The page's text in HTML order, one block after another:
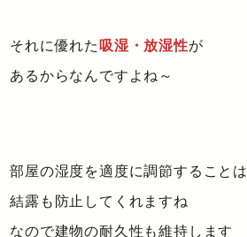
それに優れた 吸湿・放湿性が
あるからなんですよね～
部屋の湿度を適度に調節することは
結露も防止してくれますね
なので建物の耐久性も維持します